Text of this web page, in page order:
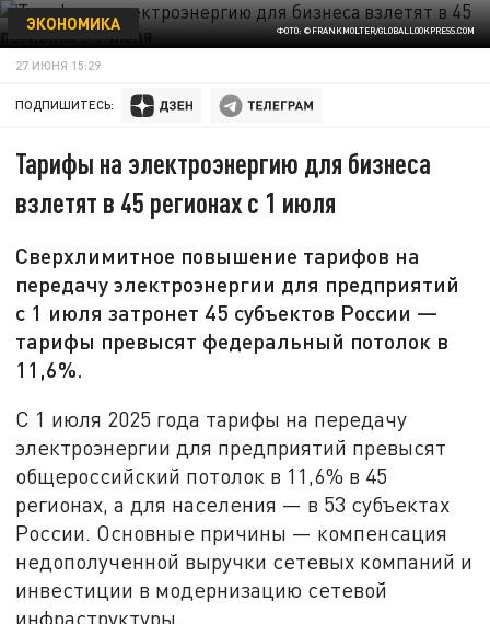
ФОТО: ©FRANKMOLTER/GLOBALLOOKPRESS.СOM
ЭКОНОМИКА
27 ИЮНЯ 15:29
ПОДПИШИТЕСЬ:
Тарифы на электроэнергию для бизнеса
взлетят в 45 регионах с 1 июля
Сверхлимитное повышение тарифов на
передачу электроэнергии для предприятий
с 1 июля затронет 45 субъектов России —
тарифы превысят федеральный потолок в
11,6%.
С 1 июля 2025 года тарифы на передачу
электроэнергии для предприятий превысят
общероссийский потолок в 11,6% в 45
регионах, а для населения — в 53 субъектах
России. Основные причины — компенсация
недополученной выручки сетевых компаний и
инвестиции в модернизацию сетевой
инфраструктуры.